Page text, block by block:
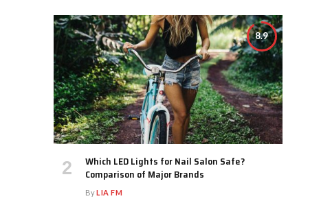
8.9
Which LED Lights for Nail Salon Safe?
Comparison of Major Brands
ByLIA FM